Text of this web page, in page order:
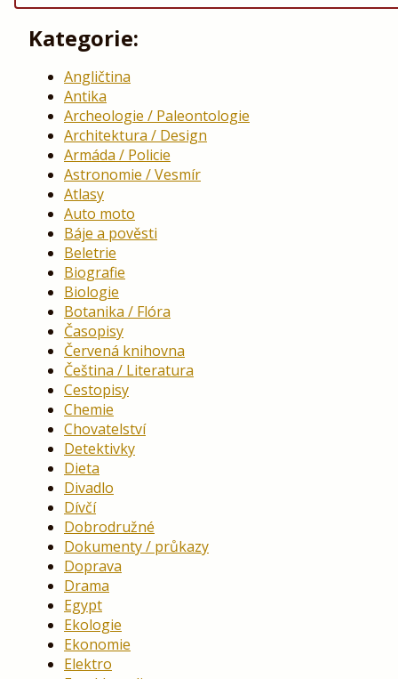
Kategorie:
Angličtina
Antika
Archeologie / Paleontologie
Architektura / Design
Armáda / Policie
Astronomie / Vesmír
Atlasy
Auto moto
Báje a pověsti
Beletrie
Biografie
Biologie
Botanika / Flóra
Časopisy
Červená knihovna
Čeština / Literatura
Cestopisy
Chemie
Chovatelství
Detektivky
Dieta
Divadlo
Dívčí
Dobrodružné
Dokumenty / průkazy
Doprava
Drama
Egypt
Ekologie
Ekonomie
Elektro